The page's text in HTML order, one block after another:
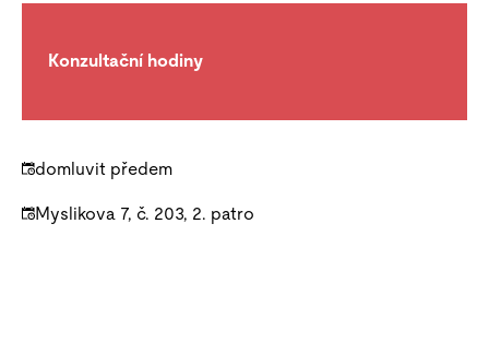
Konzultační hodiny
domluvit předem
Myslikova 7, č. 203, 2. patro